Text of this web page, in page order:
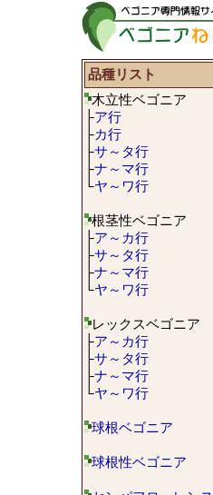
品種リスト
木立性ベゴニア
├ア行
├カ行
├サ～タ行
├ナ～マ行
└ヤ～ワ行
根茎性ベゴニア
├ア～カ行
├サ～タ行
├ナ～マ行
└ヤ～ワ行
レックスベゴニア
├ア～カ行
├サ～タ行
├ナ～マ行
└ヤ～ワ行
球根ベゴニア
球根性ベゴニア